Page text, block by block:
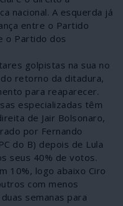
nacional. A esquerda já
entre o Partido
o Partido dos
golpistas na sua no
retorno da ditadura,
para reaparecer.
especializadas têm
de Jair Bolsonaro,
por Fernando
do B) depois de Lula
seus 40% de votos.
10%, logo abaixo Ciro
com menos
semanas para